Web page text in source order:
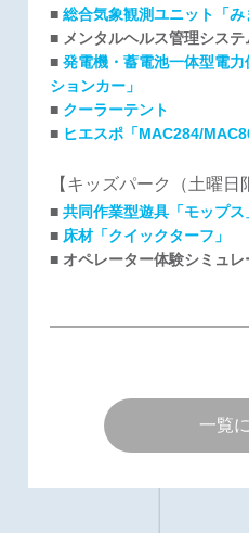
■ 総合気象観測ユニット「み
■ メンタルヘルス管理システ
■ 発電機・蓄電池一体型電
ションカー」
■ クーラーテント
■ ヒエスポ「MAC284/
【キッズパーク（土曜日
■ 共同作業型遊具「モップス
■ 床材「クイックターフ」
■ オペレーター体験シミュ
一覧